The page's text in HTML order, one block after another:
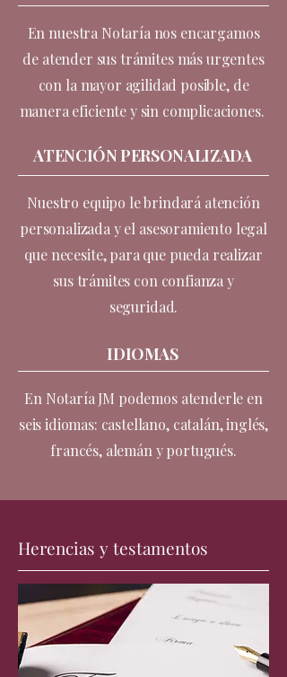
En nuestra Notaría nos encargamos
de atender sus trámites más urgentes
con la mayor agilidad posible, de
manera eficiente y sin complicaciones.
ATENCIÓN PERSONALIZADA
Nuestro equipo le brindará atención
personalizada y el asesoramiento legal
que necesite, para que pueda realizar
sus trámites con confianza y
seguridad.
IDIOMAS
En Notaría JM podemos atenderle en
seis idiomas: castellano, catalán, inglés,
francés, alemán y portugués.
Herencias y testamentos